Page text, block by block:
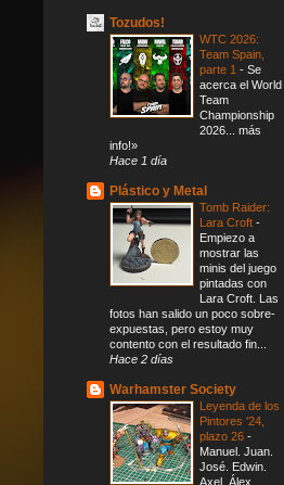
Tozudos!
WTC 2026:
Team Spain,
parte 1 - Se
acerca el World
Team
Championship
2026... más
info!»
Hace 1 día
Plástico y Metal
Tomb Raider:
Lara Croft -
Empiezo a
mostrar las
minis del juego
pintadas con
Lara Croft. Las
fotos han salido un poco sobre-
expuestas, pero estoy muy
contento con el resultado fin...
Hace 2 días
Warhamster Society
Leyenda de los
Pintores '24,
plazo 26 -
Manuel. Juan.
José. Edwin.
Axel. Álex.